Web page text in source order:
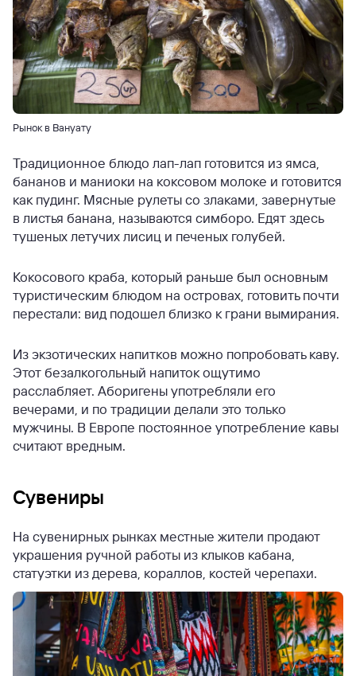
Рынок в Вануату
Традиционное блюдо лап-лап готовится из ямса,
бананов и маниоки на коксовом молоке и готовится
как пудинг. Мясные рулеты со злаками, завернутые
в листья банана, называются симборо. Едят здесь
тушеных летучих лисиц и печеных голубей.
Кокосового краба, который раньше был основным
туристическим блюдом на островах, готовить почти
перестали: вид подошел близко к грани вымирания.
Из экзотических напитков можно попробовать каву.
Этот безалкогольный напиток ощутимо
расслабляет. Аборигены употребляли его
вечерами, и по традиции делали это только
мужчины. В Европе постоянное употребление кавы
считают вредным.
Сувениры
На сувенирных рынках местные жители продают
украшения ручной работы из клыков кабана,
статуэтки из дерева, кораллов, костей черепахи.